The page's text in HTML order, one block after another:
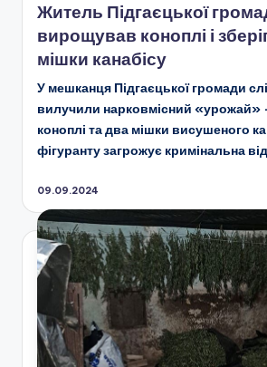
Житель Підгаєцької
вирощував коноплі і
мішки канабісу
У мешканця Підгаєцької громади
вилучили нарковмісний «урожай»
коноплі та два мішки висушеного
фігуранту загрожує кримінальна
09.09.2024